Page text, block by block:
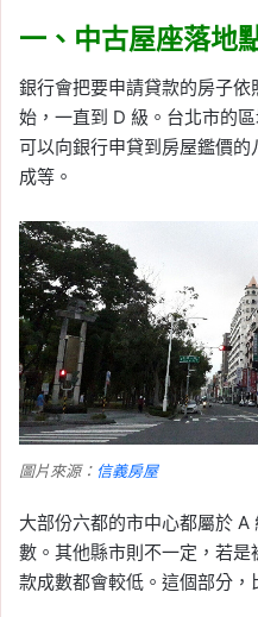
一、中古屋座落地
銀行會把要申請貸款的房子
始，一直到 D 級。台北市的
可以向銀行申貸到房屋鑑價
成等。
圖片來源： 信義房屋
大部份六都的市中心都屬於
數。其他縣市則不一定，若
款成數都會較低。這個部分，